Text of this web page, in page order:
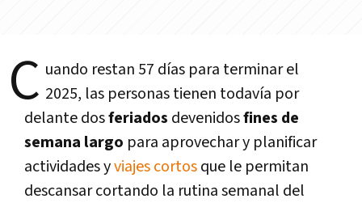
C uando restan 57 días para terminar el
2025, las personas tienen todavía por
delante dosferiados devenidosfines de
semana largo para aprovechar y planificar
actividades yviajes cortosque le permitan
descansar cortando la rutina semanal del